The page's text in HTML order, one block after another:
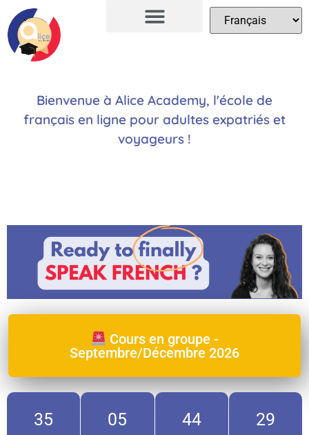
Bienvenue à Alice Academy, l'école de
français en ligne pour adultes expatriés et
voyageurs !
Cours en groupe -
Septembre/Décembre 2026
35 05 44 28